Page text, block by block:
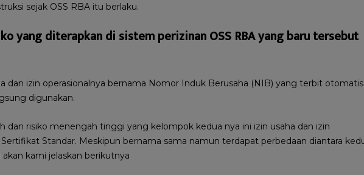
sejak OSS RBA itu berlaku.
yang diterapkan di sistem perizinan OSS RBA yang baru tersebut
dan izin operasionalnya bernama Nomor Induk Berusaha (NIB) yang terbit
digunakan.
dan risiko menengah tinggi yang kelompok kedua nya ini izin usaha dan izin
Standar. Meskipun bernama sama namun terdapat perbedaan diantara
kami jelaskan berikutnya